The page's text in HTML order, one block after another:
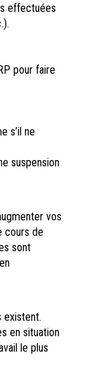
effectuées
pour faire
s’il ne
suspension
vos
cours de
sont
existent.
en situation
le plus